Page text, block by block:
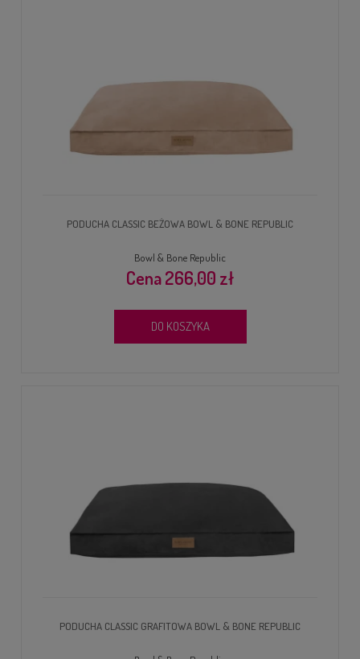
PODUCHA CLASSIC BEŻOWA BOWL & BONE REPUBLIC
Bowl & Bone Republic
266,00 zł
DO KOSZYKA
PODUCHA CLASSIC GRAFITOWA BOWL & BONE REPUBLIC